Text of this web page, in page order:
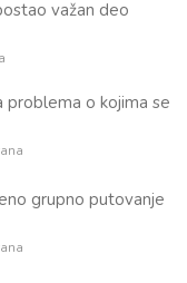
važan deo
problema o kojima se
grupno putovanje